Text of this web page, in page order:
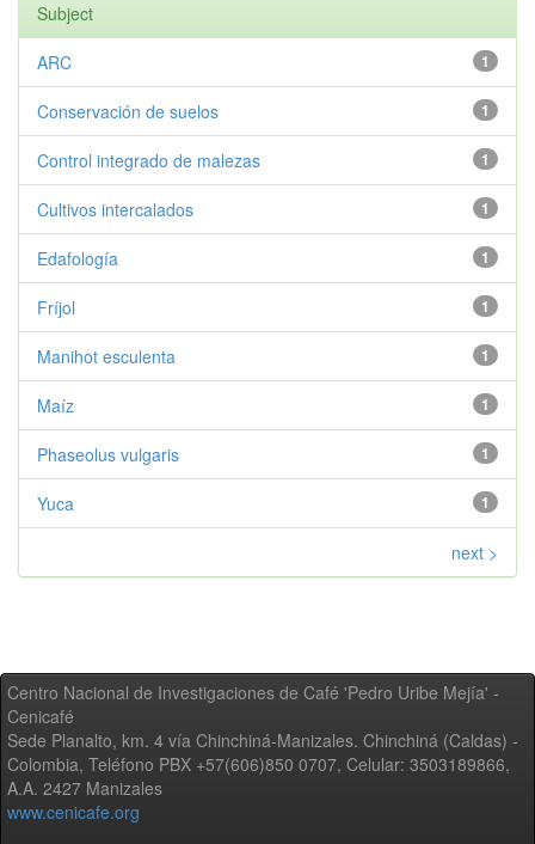
Subject
1
ARC
1
Conservación de suelos
1
Control integrado de malezas
1
Cultivos intercalados
1
Edafología
1
Fríjol
1
Manihot esculenta
1
Maíz
1
Phaseolus vulgaris
1
Yuca
next >
Centro Nacional de Investigaciones de Café 'Pedro Uribe Mejía' -
Cenicafé
Sede Planalto, km. 4 vía Chinchiná-Manizales. Chinchiná (Caldas) -
Colombia, Teléfono PBX +57(606)850 0707, Celular: 3503189866,
A.A. 2427 Manizales
www.cenicafe.org